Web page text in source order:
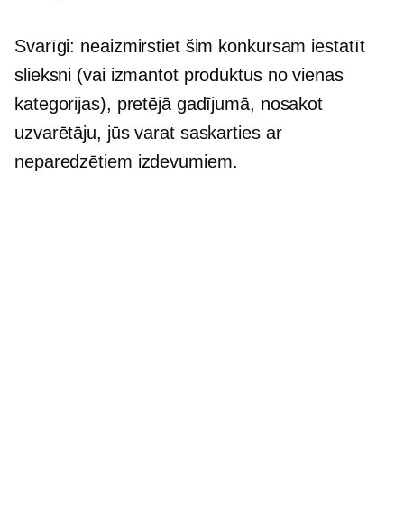
Svarīgi: neaizmirstiet šim konkursam iestatīt
slieksni (vai izmantot produktus no vienas
kategorijas), pretējā gadījumā, nosakot
uzvarētāju, jūs varat saskarties ar
neparedzētiem izdevumiem.